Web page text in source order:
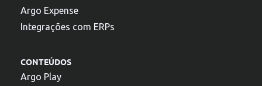
Argo Expense
Integrações com ERPs
CONTEÚDOS
Argo Play